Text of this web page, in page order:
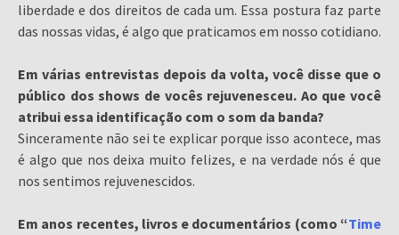
liberdade e dos direitos de cada um. Essa postura faz parte
das nossas vidas, é algo que praticamos em nosso cotidiano.
Em várias entrevistas depois da volta, você disse que o
público dos shows de vocês rejuvenesceu. Ao que você
atribui essa identificação com o som da banda?
Sinceramente não sei te explicar porque isso acontece, mas
é algo que nos deixa muito felizes, e na verdade nós é que
nos sentimos rejuvenescidos.
Em anos recentes, livros e documentários (como “Time